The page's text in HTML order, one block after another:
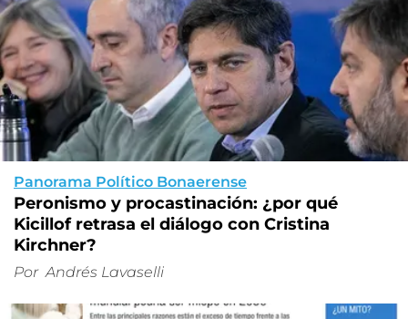
Panorama Político Bonaerense
Peronismo y procastinación: ¿por qué
Kicillof retrasa el diálogo con Cristina
Kirchner?
Por Andrés Lavaselli